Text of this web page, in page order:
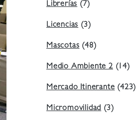
Librerías(7)
Licencias(3)
Mascotas(48)
Medio Ambiente 2(14)
Mercado Itinerante(423)
Micromovilidad(3)